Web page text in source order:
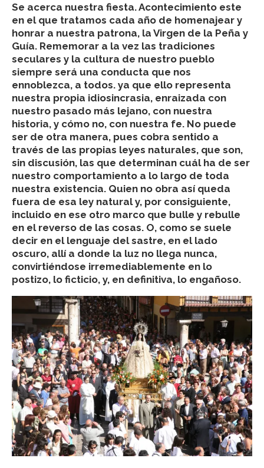
Se acerca nuestra fiesta. Acontecimiento este
en el que tratamos cada año de homenajear y
honrar a nuestra patrona, la Virgen de la Peña y
Guía. Rememorar a la vez las tradiciones
seculares y la cultura de nuestro pueblo
siempre será una conducta que nos
ennoblezca, a todos. ya que ello representa
nuestra propia idiosincrasia, enraizada con
nuestro pasado más lejano, con nuestra
historia, y cómo no, con nuestra fe. No puede
ser de otra manera, pues cobra sentido a
través de las propias leyes naturales, que son,
sin discusión, las que determinan cuál ha de ser
nuestro comportamiento a lo largo de toda
nuestra existencia. Quien no obra así queda
fuera de esa ley natural y, por consiguiente,
incluido en ese otro marco que bulle y rebulle
en el reverso de las cosas. O, como se suele
decir en el lenguaje del sastre, en el lado
oscuro, allí a donde la luz no llega nunca,
convirtiéndose irremediablemente en lo
postizo, lo ficticio, y, en definitiva, lo engañoso.